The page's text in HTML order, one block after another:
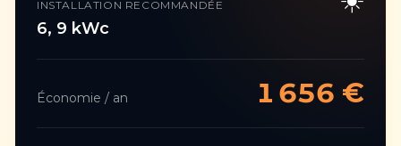
INSTALLATION RECOMMANDÉE
6, 9 kWc
Économie / an 1 656 €